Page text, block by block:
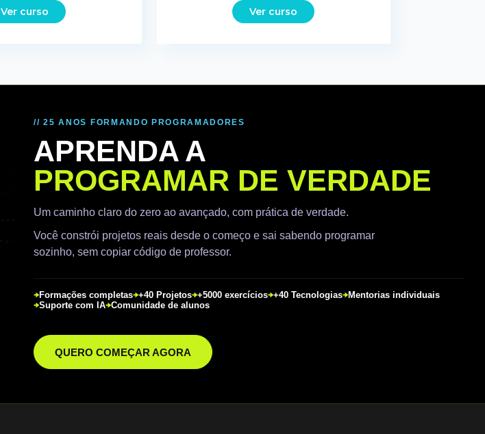
Ver curso Ver curso
// 25 ANOS FORMANDO PROGRAMADORES
APRENDA A
PROGRAMAR DE VERDADE
Um caminho claro do zero ao avançado, com prática de verdade.
Você constrói projetos reais desde o começo e sai sabendo programar
sozinho, sem copiar código de professor.
Formações completas +40 Projetos +5000 exercícios +40 Tecnologias
Mentorias individuais
Suporte com IA Comunidade de alunos
QUERO COMEÇAR AGORA